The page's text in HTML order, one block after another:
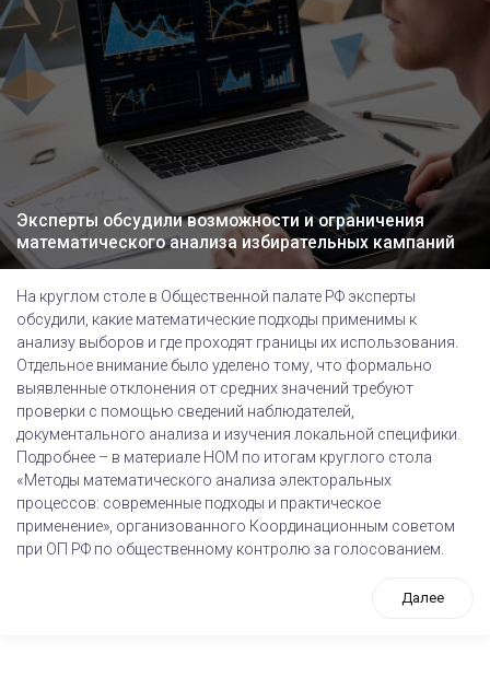
Эксперты обсудили возможности и ограничения
математического анализа избирательных кампаний
На круглом столе в Общественной палате РФ эксперты
обсудили, какие математические подходы применимы к
анализу выборов и где проходят границы их использования.
Отдельное внимание было уделено тому, что формально
выявленные отклонения от средних значений требуют
проверки с помощью сведений наблюдателей,
документального анализа и изучения локальной специфики.
Подробнее – в материале НОМ по итогам круглого стола
«Методы математического анализа электоральных
процессов: современные подходы и практическое
применение», организованного Координационным советом
при ОП РФ по общественному контролю за голосованием.
Далее